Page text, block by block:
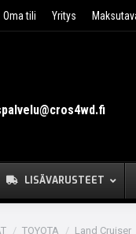
Oma tili Yritys
LISÄVARUSTEET
TOYOTA Land Cruiser